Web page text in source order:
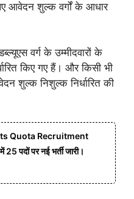
आवेदन शुल्क वर्गों के आधार
वर्ग के उम्मीदवारों के
किए गए हैं। और किसी भी
शुल्क निशुल्क निर्धारित की
Quota Recruitment
पदों पर नई भर्ती जारी।